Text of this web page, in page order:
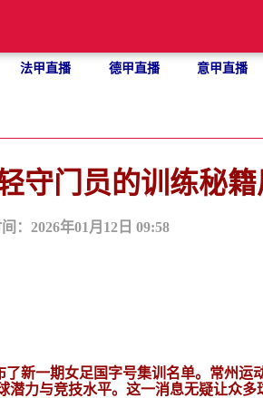
法甲直播 德甲直播 意甲直播
守门员的训练秘
间：2026年01月12日 09:58
新一期女足国字号集训名单。常州运
潜力与竞技水平。这一消息无疑让众